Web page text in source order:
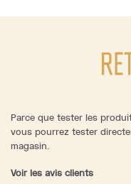
Parce que tester les
vous pourrez tester
magasin.
Voir les avis clients